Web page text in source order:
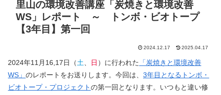
里山の環境改善講座「炭焼きと環境改善
WS」レポート ～ トンボ・ビオトープ
【3年目】第一回
2024.12.17 2025.04.17
2024年11月16,17日（土、 日 ）に行われた
「炭焼きと環境改善
WS」 のレポートをお送りします。今回は、 3年目となるトンボ・
ビオトープ・プロジェクトの第一回となります。いつもと違い修